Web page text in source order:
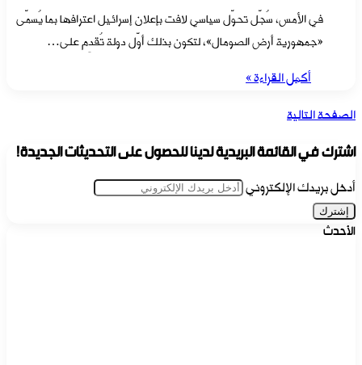
في الأمس، سُجّل تحوّل سياسي لافت بإعلان إسرائيل اعترافها بما يُسمّى
«جمهورية أرض الصومال»، لتكون بذلك أوّل دولة تُقدِم على…
أكمل القراءة »
الصفحة التالية
اشترك في القائمة البريدية لدينا للحصول على التحديثات الجديدة!
أدخل بريدك الإلكتروني
الأحدث